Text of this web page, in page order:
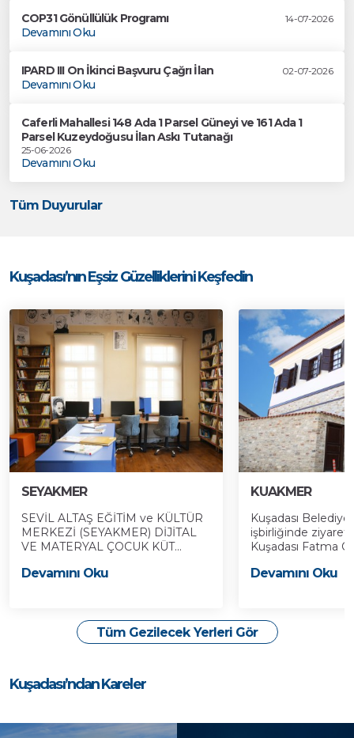
COP31 Gönüllülük Programı 14-07-2026
Devamını Oku
IPARD III On İkinci Başvuru Çağrı İlan 02-07-2026
Devamını Oku
Caferli Mahallesi 148 Ada 1 Parsel Güneyi ve 161 Ada 1
Parsel Kuzeydoğusu İlan Askı Tutanağı
25-06-2026
Devamını Oku
Tüm Duyurular
Kuşadası’nın Eşsiz Güzelliklerini Keşfedin
SEYAKMER
SEVİL ALTAŞ EĞİTİM ve KÜLTÜR
MERKEZİ (SEYAKMER) DİJİTAL
VE MATERYAL ÇOCUK KÜT...
Devamını Oku
KUAKMER
Kuşadası
işbirliğinde
Kuşadası Fatma
Devamını Oku
Tüm Gezilecek Yerleri Gör
Kuşadası’ndan Kareler